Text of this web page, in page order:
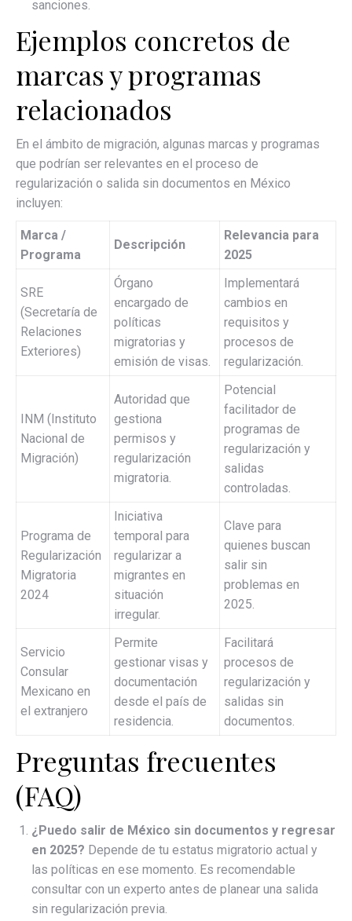
sanciones.
Ejemplos concretos de
marcas y programas
relacionados
En el ámbito de migración, algunas marcas y programas
que podrían ser relevantes en el proceso de
regularización o salida sin documentos en México
incluyen:
Marca /
Programa
Descripción
Relevancia para
2025
SRE
(Secretaría de
Relaciones
Exteriores)
Órgano
encargado de
políticas
migratorias y
emisión de visas.
Implementará
cambios en
requisitos y
procesos de
regularización.
INM (Instituto
Nacional de
Migración)
Autoridad que
gestiona
permisos y
regularización
migratoria.
Potencial
facilitador de
programas de
regularización y
salidas
controladas.
Programa de
Regularización
Migratoria
2024
Iniciativa
temporal para
regularizar a
migrantes en
situación
irregular.
Clave para
quienes buscan
salir sin
problemas en
2025.
Servicio
Consular
Mexicano en
el extranjero
Permite
gestionar visas y
documentación
desde el país de
residencia.
Facilitará
procesos de
regularización y
salidas sin
documentos.
Preguntas frecuentes
(FAQ)
¿Puedo salir de México sin documentos y regresar
en 2025? Depende de tu estatus migratorio actual y
las políticas en ese momento. Es recomendable
consultar con un experto antes de planear una salida
sin regularización previa.